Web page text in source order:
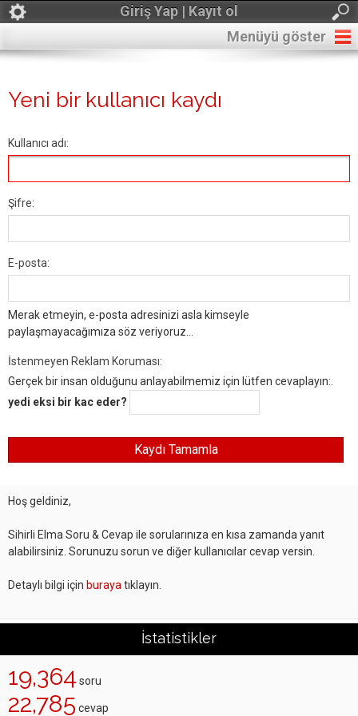
Giriş Yap | Kayıt ol
Menüyü göster
Yeni bir kullanıcı kaydı
Kullanıcı adı:
Şifre:
E-posta:
Merak etmeyin, e-posta adresinizi asla kimseyle
paylaşmayacağımıza söz veriyoruz...
İstenmeyen Reklam Koruması:
Gerçek bir insan olduğunu anlayabilmemiz için lütfen cevaplayın:.
yedi eksi bir kac eder?
Hoş geldiniz,
Sihirli Elma Soru & Cevap ile sorularınıza en kısa zamanda yanıt
alabilirsiniz. Sorunuzu sorun ve diğer kullanıcılar cevap versin.
Detaylı bilgi için buraya tıklayın.
İstatistikler
19,364 soru
22,785 cevap